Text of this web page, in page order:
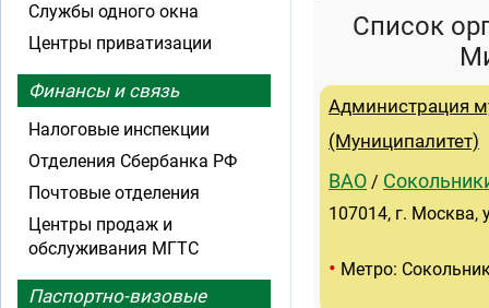
Список
Администрация
(Муниципалитет)
ВАО /
107014, г.
• Метро:
Службы одного окна
Центры приватизации
Финансы и связь
Налоговые инспекции
Отделения Сбербанка РФ
Почтовые отделения
Центры продаж и
обслуживания МГТС
Паспортно-визовые